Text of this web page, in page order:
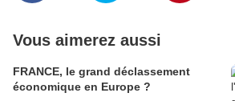
Vous aimerez aussi
FRANCE, le grand déclassement
économique en Europe ?